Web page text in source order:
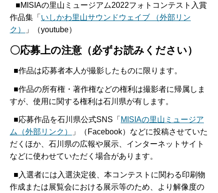
■MISIAの里山ミュージアム2022フォトコンテスト入賞
作品集「 いしかわ里山サウンドウェイブ （外部リン
ク）
」（youtube）
〇応募上の注意（必ずお読みください）
■作品は応募者本人が撮影したものに限ります。
■作品の所有権・著作権などの権利は撮影者に帰属しま
すが、使用に関する権利は石川県が有します。
■応募作品を石川県公式SNS「 MISIAの里山ミュージア
ム（外部リンク）
」（Facebook）などに投稿させていた
だくほか、石川県の広報や展示、インターネットサイト
などに使わせていただく場合があります。
■入選者には入選決定後、本コンテストに関わる印刷物
作成または展覧会における展示等のため、より解像度の